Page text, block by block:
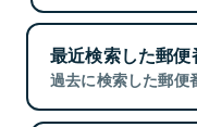
最近検索した郵便
過去に検索した郵便